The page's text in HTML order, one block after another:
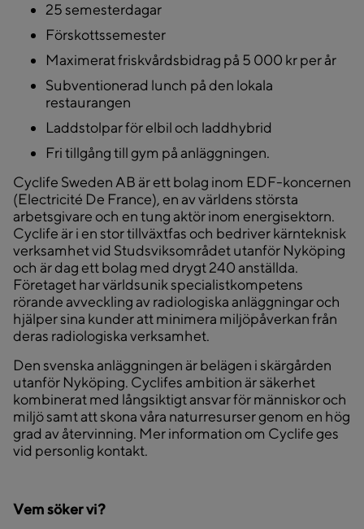
25 semesterdagar
Förskottssemester
Maximerat friskvårdsbidrag på 5 000 kr per år
Subventionerad lunch på den lokala
restaurangen
Laddstolpar för elbil och laddhybrid
Fri tillgång till gym på anläggningen.
Cyclife Sweden AB är ett bolag inom EDF-koncernen
(Electricité De France), en av världens största
arbetsgivare och en tung aktör inom energisektorn.
Cyclife är i en stor tillväxtfas och bedriver kärnteknisk
verksamhet vid Studsviksområdet utanför Nyköping
och är dag ett bolag med drygt 240 anställda.
Företaget har världsunik specialistkompetens
rörande avveckling av radiologiska anläggningar och
hjälper sina kunder att minimera miljöpåverkan från
deras radiologiska verksamhet.
Den svenska anläggningen är belägen i skärgården
utanför Nyköping. Cyclifes ambition är säkerhet
kombinerat med långsiktigt ansvar för människor och
miljö samt att skona våra naturresurser genom en hög
grad av återvinning. Mer information om Cyclife ges
vid personlig kontakt.
Vem söker vi?